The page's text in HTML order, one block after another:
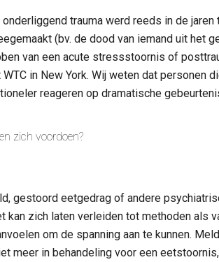
trauma werd reeds in de
(bv. de dood van iemand uit het
van een acute stressstoornis of
in New York. Wij weten dat personen
reageren op dramatische
zich voordoen?
gestoord eetgedrag of andere
zich laten verleiden tot methoden als
om de spanning aan te kunnen.
meer in behandeling voor een